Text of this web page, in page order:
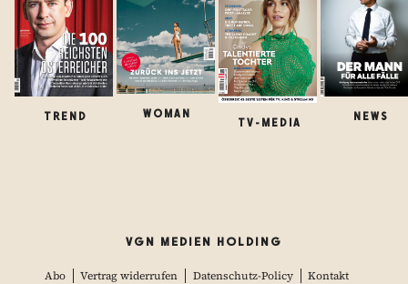
TREND WOMAN
TV-MEDIA
NEWS
VGN MEDIEN HOLDING
Abo Vertrag widerrufen Datenschutz-Policy
Kontakt